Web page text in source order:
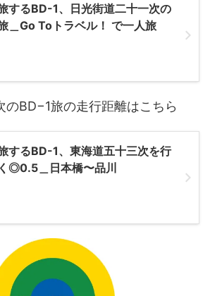
するBD-1、日光街道二十一次の
＿Go Toトラベル！ で一人旅
BD−1旅の走行距離はこちら
するBD-1、東海道五十三次を行
く◎0.5＿日本橋〜品川